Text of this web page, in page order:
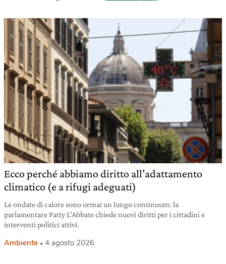
Ecco perché abbiamo diritto all’adattamento
climatico (e a rifugi adeguati)
Le ondate di calore sono ormai un lungo continuum: la
parlamentare Patty L’Abbate chiede nuovi diritti per i cittadini e
interventi politici attivi.
Ambiente 4 agosto 2026